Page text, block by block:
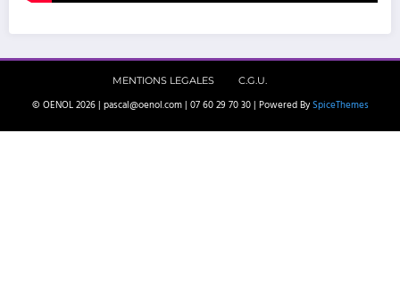
MENTIONS LEGALES C.G.U.
© OENOL 2026 | pascal@oenol.com | 07 60 29 70 30 | Powered By SpiceThemes